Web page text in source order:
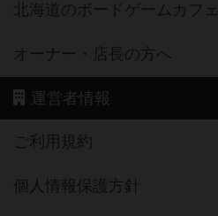
北海道のボードゲームカフェ
オーナー・店長の方へ
運営者情報
ご利用規約
個人情報保護方針